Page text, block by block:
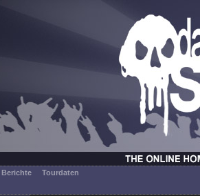
Berichte Tourdaten